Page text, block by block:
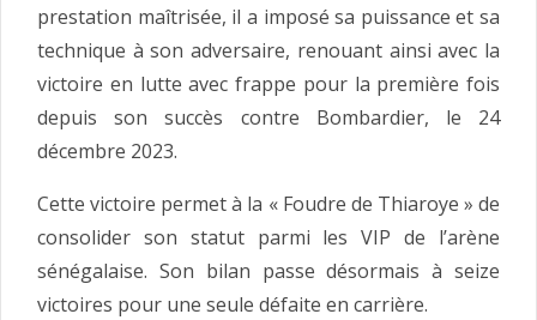
prestation maîtrisée, il a imposé sa puissance et sa
technique à son adversaire, renouant ainsi avec la
victoire en lutte avec frappe pour la première fois
depuis son succès contre Bombardier, le 24
décembre 2023.
Cette victoire permet à la « Foudre de Thiaroye » de
consolider son statut parmi les VIP de l’arène
sénégalaise. Son bilan passe désormais à seize
victoires pour une seule défaite en carrière.